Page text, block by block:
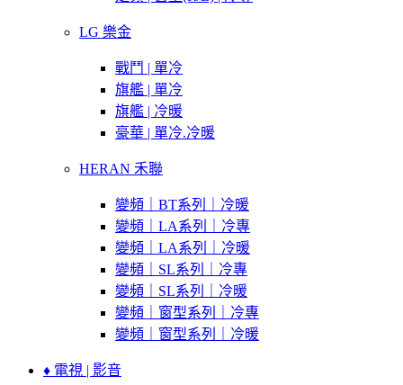
LG 樂金
戰鬥 | 單冷
旗艦 | 單冷
旗艦 | 冷暖
豪華 | 單冷.冷暖
HERAN 禾聯
變頻｜BT系列｜冷暖
變頻｜LA系列｜冷專
變頻｜LA系列｜冷暖
變頻｜SL系列｜冷專
變頻｜SL系列｜冷暖
變頻｜窗型系列｜冷專
變頻｜窗型系列｜冷暖
♦ 電視 | 影音